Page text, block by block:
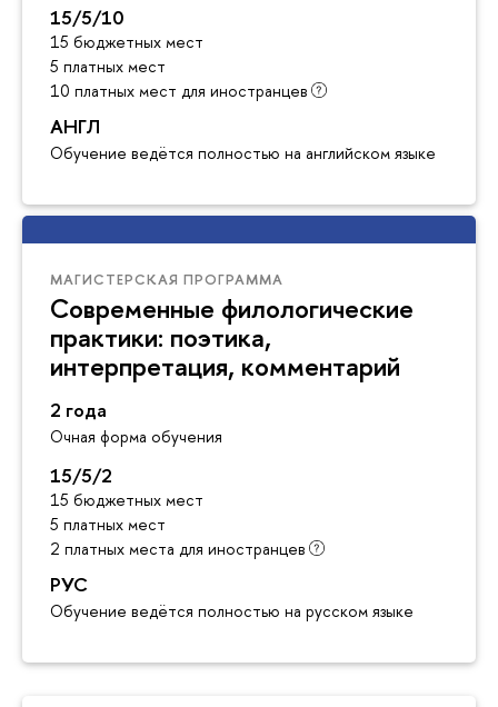
15/5/10
15 бюджетных мест
5 платных мест
10 платных мест для иностранцев
АНГЛ
Обучение ведётся полностью на английском языке
МАГИСТЕРСКАЯ ПРОГРАММА
Современные филологические
практики: поэтика,
интерпретация, комментарий
2 года
Очная форма обучения
15/5/2
15 бюджетных мест
5 платных мест
2 платных места для иностранцев
РУС
Обучение ведётся полностью на русском языке